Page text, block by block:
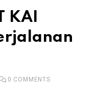
KAI
0 COMMENTS